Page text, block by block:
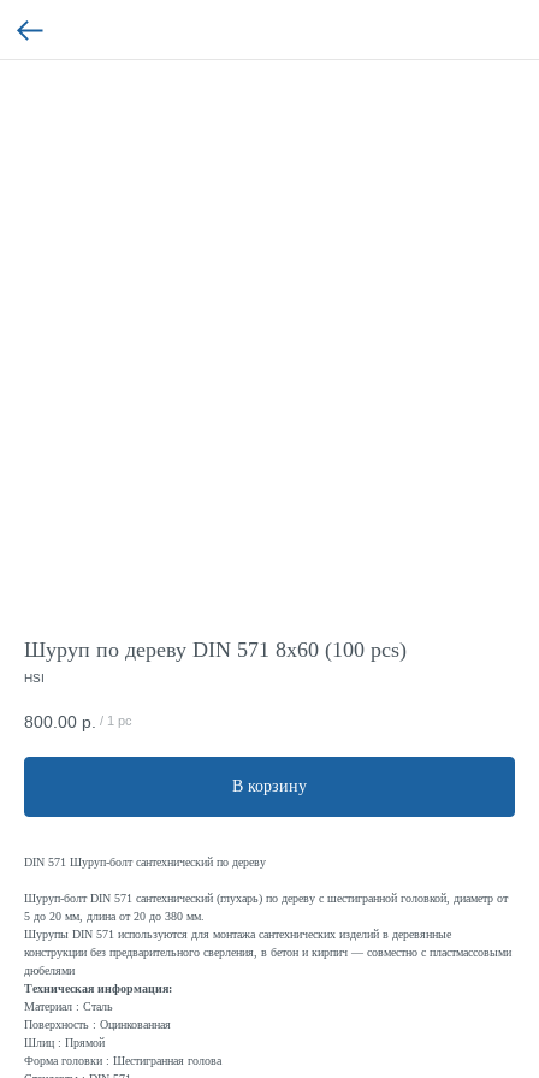
Шуруп по дереву DIN 571 8x60 (100 pcs)
HSI
800.00 р. / 1 pc
В корзину
DIN 571 Шуруп-болт сантехнический по дереву
Шуруп-болт DIN 571 сантехнический (глухарь) по дереву с шестигранной головкой, диаметр от
5 до 20 мм, длина от 20 до 380 мм.
Шурупы DIN 571 используются для монтажа сантехнических изделий в деревянные
конструкции без предварительного сверления, в бетон и кирпич — совместно с пластмассовыми
дюбелями
Техническая информация:
Материал : Сталь
Поверхность : Оцинкованная
Шлиц : Прямой
Форма головки : Шестигранная голова